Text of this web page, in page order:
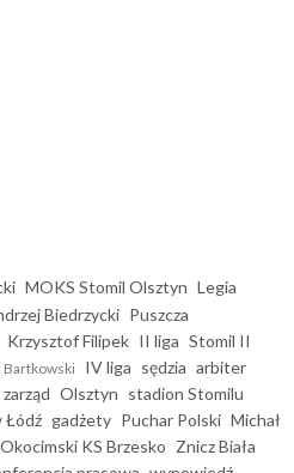
MOKS Stomil Olsztyn Legia
Biedrzycki Puszcza
Krzysztof Filipek II liga Stomil II
Bartkowski IV liga sędzia arbiter
zarząd Olsztyn stadion Stomilu
Łódź gadżety Puchar Polski Michał
Okocimski KS Brzesko Znicz Biała